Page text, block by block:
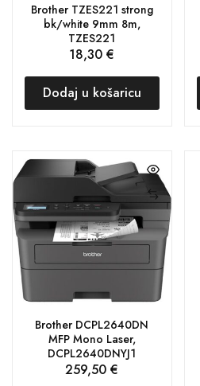
Brother TZES221 strong
bk/white 9mm 8m,
TZES221
18,30€
Dodaj u košaricu
Brother DCPL2640DN
MFP Mono Laser,
DCPL2640DNYJ1
259,50€